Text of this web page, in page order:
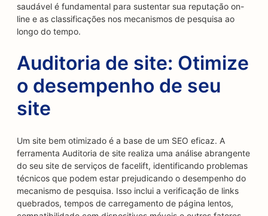
saudável é fundamental para sustentar sua reputação on-
line e as classificações nos mecanismos de pesquisa ao
longo do tempo.
Auditoria de site: Otimize
o desempenho de seu
site
Um site bem otimizado é a base de um SEO eficaz. A
ferramenta Auditoria de site realiza uma análise abrangente
do seu site de serviços de facelift, identificando problemas
técnicos que podem estar prejudicando o desempenho do
mecanismo de pesquisa. Isso inclui a verificação de links
quebrados, tempos de carregamento de página lentos,